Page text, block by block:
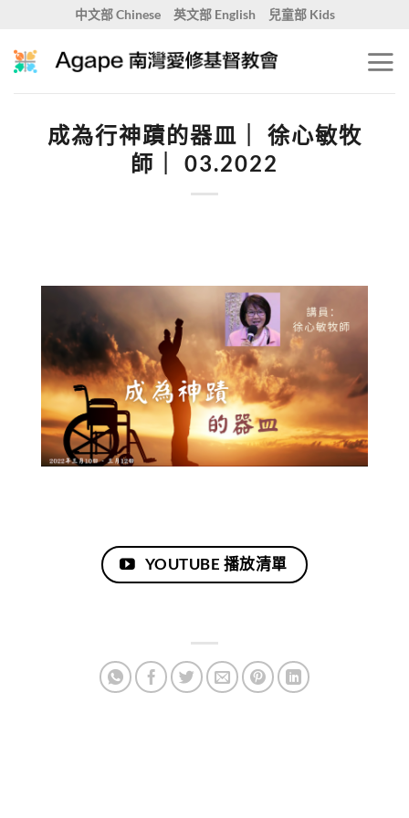
content
中文部 Chinese 英文部 English 兒童部 Kids
成為行神蹟的器皿｜ 徐心敏牧
師｜ 03.2022
YOUTUBE 播放清單